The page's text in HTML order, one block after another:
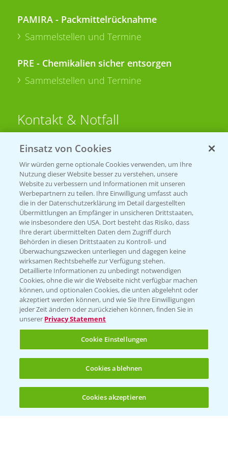
(noch 4)
PAMIRA - Packmittelrücknahme
Sammelstellen und Termine
PRE - Chemikalien sicher entsorgen
Sammelstellen und Termine
Kontakt & Notfall
Beratung auf WhatsApp
T.+49 (0)174 346 564 1
KONTAKT
Hilfe in Notfällen
T.+49 (0)214/30-20220
Folgen Sie uns
Allgemeine Nutzungsbedingungen
Datenschutzerklärung
Einsatz von Cookies
Wir würden gerne optionale Cookies verwenden, um Ihre
Nutzung dieser Website besser zu verstehen, unsere
Website zu verbessern und Informationen mit unseren
Werbepartnern zu teilen. Ihre Einwilligung umfasst auch
die in der Datenschutzerklärung im Detail dargestellten
Übermittlungen an Empfänger in unsicheren Drittstaaten,
wie insbesondere den USA. Dort besteht das Risiko, dass
Ihre derart übermittelten Daten dem Zugriff durch
Behörden in diesen Drittstaaten zu Kontroll- und
Überwachungszwecken unterliegen und dagegen keine
wirksamen Rechtsbehelfe zur Verfügung stehen.
Detaillierte Informationen zu unbedingt notwendigen
Cookies, ohne die wir die Webseite nicht verfügbar machen
können, und optionalen Cookies, die unten abgelehnt oder
akzeptiert werden können, und wie Sie Ihre Einwilligungen
jeder Zeit ändern oder zurückziehen können, finden Sie in
unserer Privacy Statement
Cookie Einstellungen
Cookies ablehnen
Cookies akzeptieren